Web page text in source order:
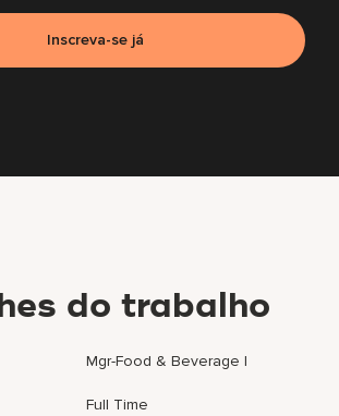
Inscreva-se já
do trabalho
Mgr-Food & Beverage I
Full Time